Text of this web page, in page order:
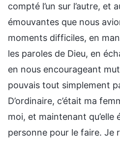
compté l’un sur l’autre, et
émouvantes que nous
moments difficiles, en
les paroles de Dieu, en
en nous encourageant
pouvais tout simplement
D’ordinaire, c’était ma
moi, et maintenant qu’elle
personne pour le faire. Je